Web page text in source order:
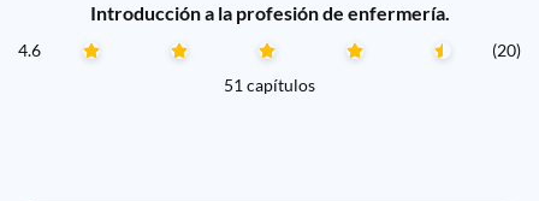
Introducción a la profesión de enfermería.
4.6
(20)
51 capítulos